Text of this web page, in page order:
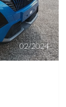
02/2024